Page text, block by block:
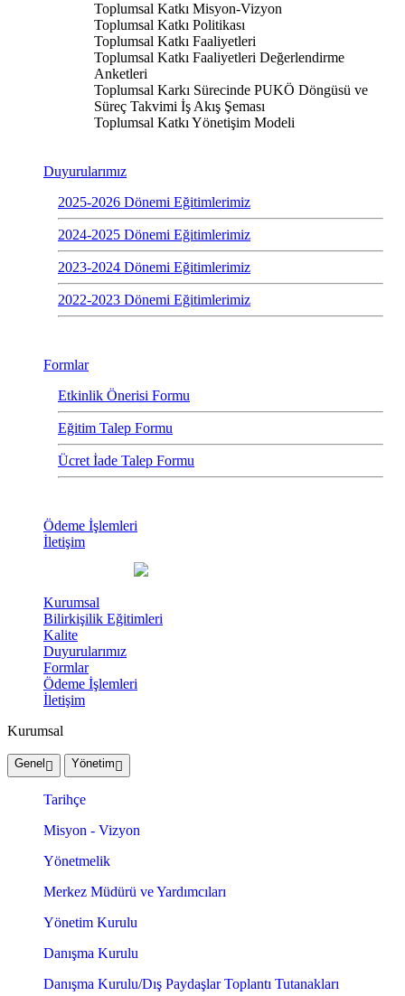
Toplumsal Katkı Misyon-Vizyon
Toplumsal Katkı Politikası
Toplumsal Katkı Faaliyetleri
Toplumsal Katkı Faaliyetleri Değerlendirme
Anketleri
Toplumsal Karkı Sürecinde PUKÖ Döngüsü ve
Süreç Takvimi İş Akış Şeması
Toplumsal Katkı Yönetişim Modeli
Duyurularımız
2025-2026 Dönemi Eğitimlerimiz
2024-2025 Dönemi Eğitimlerimiz
2023-2024 Dönemi Eğitimlerimiz
2022-2023 Dönemi Eğitimlerimiz
Formlar
Etkinlik Önerisi Formu
Eğitim Talep Formu
Ücret İade Talep Formu
Ödeme İşlemleri
İletişim
Kurumsal
Bilirkişilik Eğitimleri
Kalite
Duyurularımız
Formlar
Ödeme İşlemleri
İletişim
Kurumsal
Genel Yönetim
Tarihçe
Misyon - Vizyon
Yönetmelik
Merkez Müdürü ve Yardımcıları
Yönetim Kurulu
Danışma Kurulu
Danışma Kurulu/Dış Paydaşlar Toplantı Tutanakları